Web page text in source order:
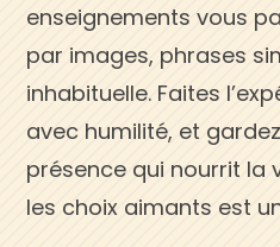
enseignements vous
par images, phrases
inhabituelle. Faites
avec humilité, et
présence qui nourrit la
les choix aimants est